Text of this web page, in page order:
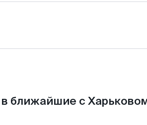
ближайшие с